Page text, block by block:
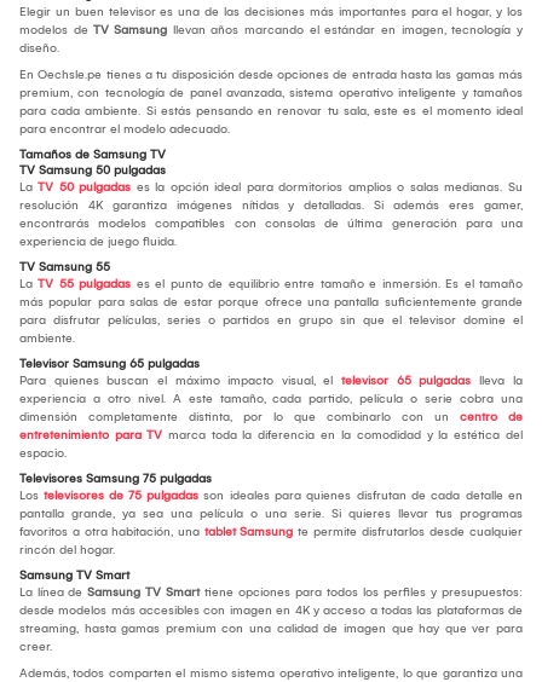
Elegir un buen televisor es una de las decisiones más importantes para el hogar, y los
modelos de TV Samsung llevan años marcando el estándar en imagen, tecnología y
diseño.
En Oechsle.pe tienes a tu disposición desde opciones de entrada hasta las gamas más
premium, con tecnología de panel avanzada, sistema operativo inteligente y tamaños
para cada ambiente. Si estás pensando en renovar tu sala, este es el momento ideal
para encontrar el modelo adecuado.
Tamaños de Samsung TV
TV Samsung 50 pulgadas
La TV 50 pulgadas es la opción ideal para dormitorios amplios o salas medianas. Su
resolución 4K garantiza imágenes nítidas y detalladas. Si además eres gamer,
encontrarás modelos compatibles con consolas de última generación para una
experiencia de juego fluida.
TV Samsung 55
La TV 55 pulgadas es el punto de equilibrio entre tamaño e inmersión. Es el tamaño
más popular para salas de estar porque ofrece una pantalla suficientemente grande
para disfrutar películas, series o partidos en grupo sin que el televisor domine el
ambiente.
Televisor Samsung 65 pulgadas
Para quienes buscan el máximo impacto visual, el televisor 65 pulgadas lleva la
experiencia a otro nivel. A este tamaño, cada partido, película o serie cobra una
dimensión completamente distinta, por lo que combinarlo con un centro de
entretenimiento para TV marca toda la diferencia en la comodidad y la estética del
espacio.
Televisores Samsung 75 pulgadas
Los televisores de 75 pulgadas son ideales para quienes disfrutan de cada detalle en
pantalla grande, ya sea una película o una serie. Si quieres llevar tus programas
favoritos a otra habitación, una tablet Samsung te permite disfrutarlos desde cualquier
rincón del hogar.
Samsung TV Smart
La línea de Samsung TV Smarttiene opciones para todos los perfiles y presupuestos:
desde modelos más accesibles con imagen en 4K y acceso a todas las plataformas de
streaming, hasta gamas premium con una calidad de imagen que hay que ver para
creer.
Además, todos comparten el mismo sistema operativo inteligente, lo que garantiza una